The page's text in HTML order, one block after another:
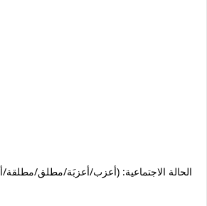
الحالة الاجتماعية: (أعزب/أعزبَة/مطلق/